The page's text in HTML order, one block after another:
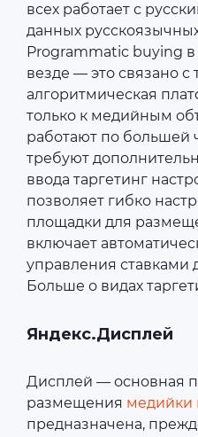
всех работает с
данных
Programmatic buying
везде — это связано с
алгоритмическая
только к медийным
работают по большей
требуют
ввода таргетинг
позволяет гибко
площадки для
включает
управления ставками
Больше о видах
Яндекс.Дисплей
Дисплей — основная
размещения медийки
предназначена,